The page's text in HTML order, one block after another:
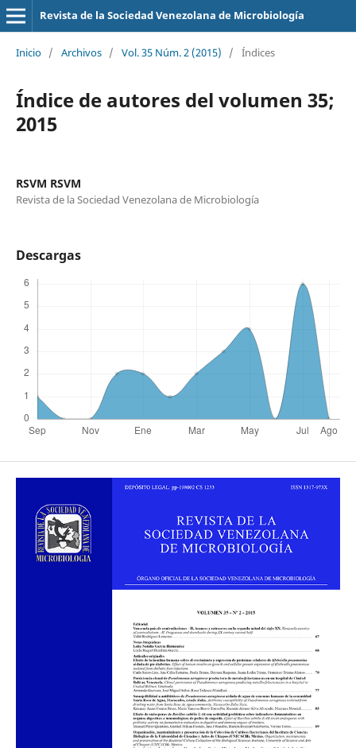
Revista de la Sociedad Venezolana de Microbiología
Inicio / Archivos / Vol. 35 Núm. 2 (2015) / Índices
Índice de autores del volumen 35;
2015
RSVM RSVM
Revista de la Sociedad Venezolana de Microbiología
Descargas